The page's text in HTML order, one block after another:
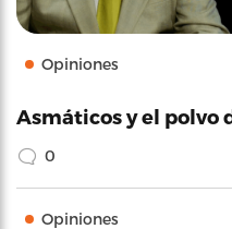
Opiniones
Asmáticos y el polvo
0
Opiniones